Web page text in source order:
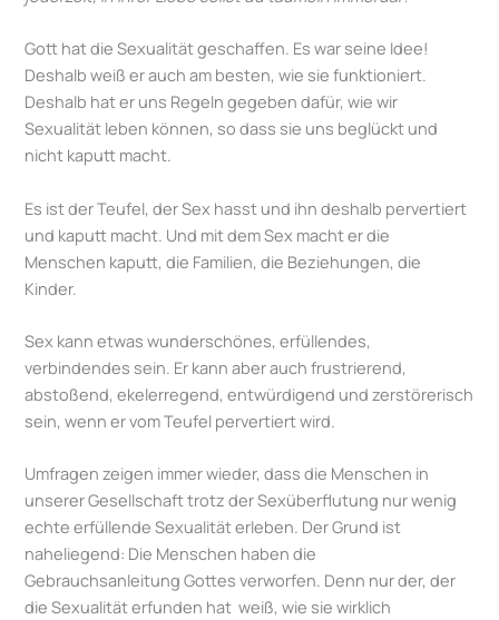
Gott hat die Sexualität geschaffen. Es war seine Idee!
Deshalb weiß er auch am besten, wie sie funktioniert.
Deshalb hat er uns Regeln gegeben dafür, wie wir
Sexualität leben können, so dass sie uns beglückt und
nicht kaputt macht.
Es ist der Teufel, der Sex hasst und ihn deshalb pervertiert
und kaputt macht. Und mit dem Sex macht er die
Menschen kaputt, die Familien, die Beziehungen, die
Kinder.
Sex kann etwas wunderschönes, erfüllendes,
verbindendes sein. Er kann aber auch frustrierend,
abstoßend, ekelerregend, entwürdigend und zerstörerisch
sein, wenn er vom Teufel pervertiert wird.
Umfragen zeigen immer wieder, dass die Menschen in
unserer Gesellschaft trotz der Sexüberflutung nur wenig
echte erfüllende Sexualität erleben. Der Grund ist
naheliegend: Die Menschen haben die
Gebrauchsanleitung Gottes verworfen. Denn nur der, der
die Sexualität erfunden hat weiß, wie sie wirklich